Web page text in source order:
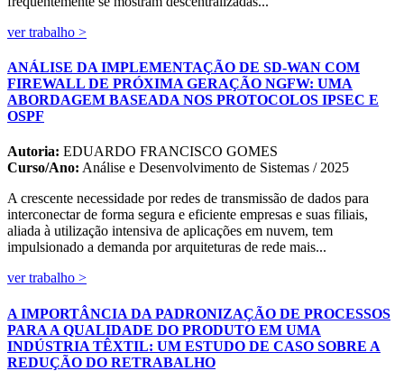
ver trabalho >
ANÁLISE DA IMPLEMENTAÇÃO DE SD-WAN COM
FIREWALL DE PRÓXIMA GERAÇÃO NGFW: UMA
ABORDAGEM BASEADA NOS PROTOCOLOS IPSEC E
OSPF
Autoria: EDUARDO FRANCISCO GOMES
Curso/Ano: Análise e Desenvolvimento de Sistemas / 2025
A crescente necessidade por redes de transmissão de dados para
interconectar de forma segura e eficiente empresas e suas filiais,
aliada à utilização intensiva de aplicações em nuvem, tem
impulsionado a demanda por arquiteturas de rede mais...
ver trabalho >
A IMPORTÂNCIA DA PADRONIZAÇÃO DE PROCESSOS
PARA A QUALIDADE DO PRODUTO EM UMA
INDÚSTRIA TÊXTIL: UM ESTUDO DE CASO SOBRE A
REDUÇÃO DO RETRABALHO